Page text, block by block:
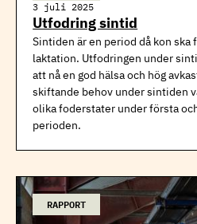
3 juli 2025
Utfodring sintid
Sintiden är en period då kon
laktation. Utfodringen under
att nå en god hälsa och hög
skiftande behov under sintiden
olika foderstater under första
perioden.
RAPPORT